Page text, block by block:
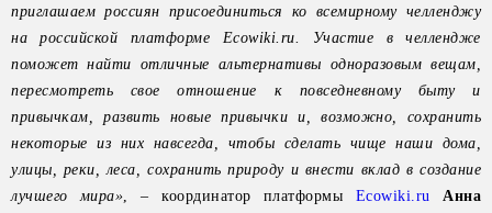
приглашаем россиян присоединиться ко всемирному челленджу
на российской платформе Ecowiki.ru. Участие в челлендже
поможет найти отличные альтернативы одноразовым вещам,
пересмотреть свое отношение к повседневному быту и
привычкам, развить новые привычки и, возможно, сохранить
некоторые из них навсегда, чтобы сделать чище наши дома,
улицы, реки, леса, сохранить природу и внести вклад в создание
лучшего мира», – координатор платформы Ecowiki.ru
Анна